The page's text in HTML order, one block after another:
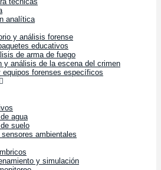
analítica
y análisis forense
educativos
de arma de fuego
y análisis de la escena del crimen
equipos forenses específicos
agua
suelo
ambientales
y simulación